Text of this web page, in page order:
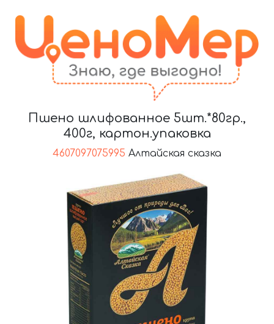
Пшено шлифованное 5шт.*80гр.,
400г, картон.упаковка
4607097075995 Алтайская сказка